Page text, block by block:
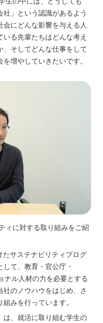
社」という認識があるよう
にどんな影響を与える人
る先輩たちはどんな考え
、そしてどんな仕事をして
増やしていきたいです。
ィに対する取り組みをご紹
たサステナビリティプログ
て、教育・官公庁・
ナル人材の力を必要とする
のノウハウをはじめ、さ
みを行っています。
は、就活に取り組む学生の